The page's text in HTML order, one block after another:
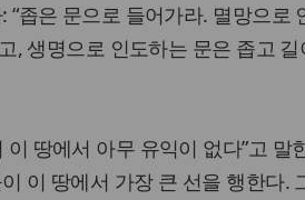
좁은 문으로 들어가라. 멸망으로
, 생명으로 인도하는 문은 좁고
땅에서 아무 유익이 없다”고 말
이 땅에서 가장 큰 선을 행한다.